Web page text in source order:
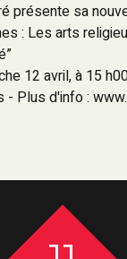
présente sa
: Les arts
12 avril, à 15
Plus d'info :